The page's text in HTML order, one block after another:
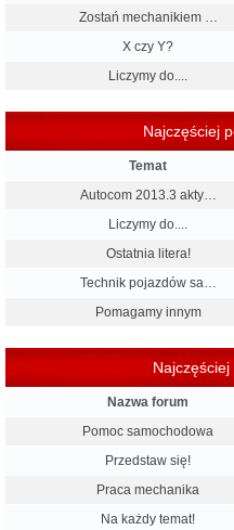
Zostań mechanikiem …
X czy Y?
Liczymy do....
Najczęściej
Temat
Autocom 2013.3 akty…
Liczymy do....
Ostatnia litera!
Technik pojazdów sa…
Pomagamy innym
Nazwa forum
Pomoc samochodowa
Przedstaw się!
Praca mechanika
Na każdy temat!